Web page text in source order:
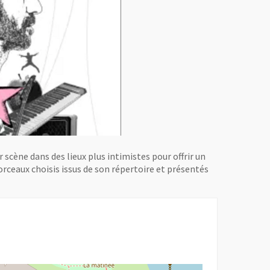
dans des lieux plus intimistes pour offrir un
choisis issus de son répertoire et présentés